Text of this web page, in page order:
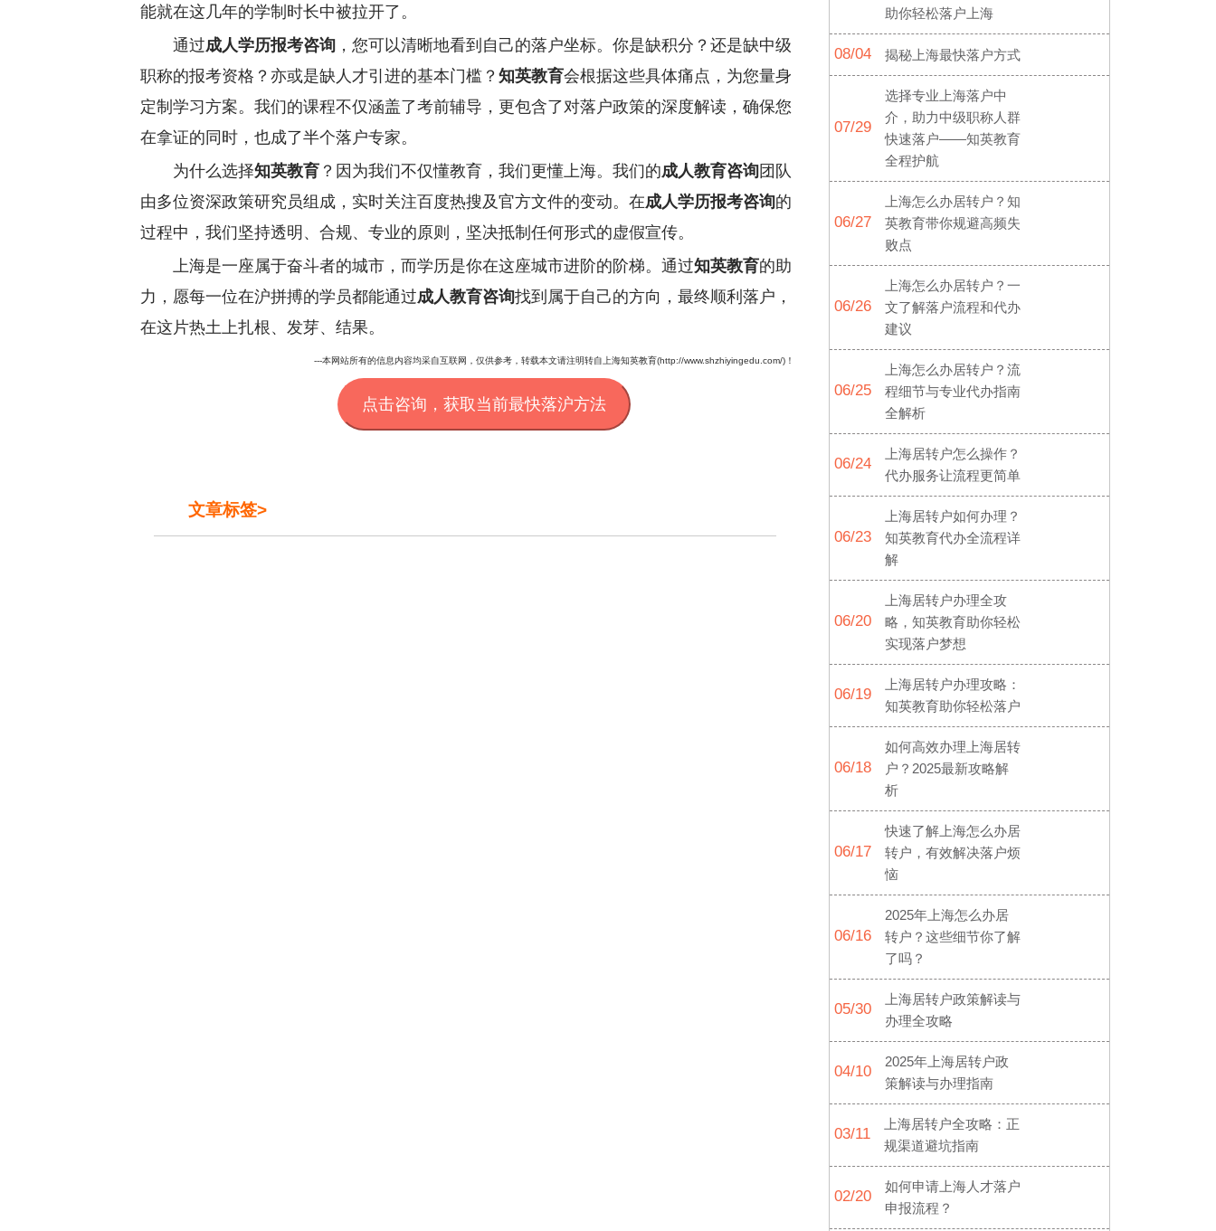
能就在这几年的学制时长中被拉开了。
通过成人学历报考咨询 ，您可以清晰地看到自己的落户坐标。你是缺积分？还是缺中级
职称的报考资格？亦或是缺人才引进的基本门槛？知英教育会根据这些具体痛点，为您量身
定制学习方案。我们的课程不仅涵盖了考前辅导，更包含了对落户政策的深度解读，确保您
在拿证的同时，也成了半个落户专家。
为什么选择知英教育 ？因为我们不仅懂教育，我们更懂上海。我们的成人教育咨询 团队
由多位资深政策研究员组成，实时关注百度热搜及官方文件的变动。在成人学历报考咨询的
过程中，我们坚持透明、合规、专业的原则，坚决抵制任何形式的虚假宣传。
上海是一座属于奋斗者的城市，而学历是你在这座城市进阶的阶梯。通过知英教育的助
力，愿每一位在沪拼搏的学员都能通过成人教育咨询找到属于自己的方向，最终顺利落户，
在这片热土上扎根、发芽、结果。
---本网站所有的信息内容均采自互联网，仅供参考，转载本文请注明转自上海知英教育(http://www.shzhiyingedu.com/)！
点击咨询，获取当前最快落沪方法
文章标签>
助你轻松落户上海
08/04 揭秘上海最快落户方式
07/29
选择专业上海落户中
介，助力中级职称人群
快速落户——知英教育
全程护航
06/27
上海怎么办居转户？知
英教育带你规避高频失
败点
06/26
上海怎么办居转户？一
文了解落户流程和代办
建议
06/25
上海怎么办居转户？流
程细节与专业代办指南
全解析
06/24
上海居转户怎么操作？
代办服务让流程更简单
06/23
上海居转户如何办理？
知英教育代办全流程详
解
06/20
上海居转户办理全攻
略，知英教育助你轻松
实现落户梦想
06/19
上海居转户办理攻略：
知英教育助你轻松落户
06/18
如何高效办理上海居转
户？2025最新攻略解
析
06/17
快速了解上海怎么办居
转户，有效解决落户烦
恼
06/16
2025年上海怎么办居
转户？这些细节你了解
了吗？
05/30
上海居转户政策解读与
办理全攻略
04/10
2025年上海居转户政
策解读与办理指南
03/11
上海居转户全攻略：正
规渠道避坑指南
02/20
如何申请上海人才落户
申报流程？